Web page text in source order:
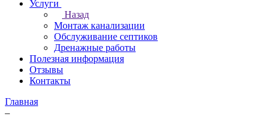
Услуги
Назад
Монтаж канализации
Обслуживание септиков
Дренажные работы
Полезная информация
Отзывы
Контакты
Главная
–